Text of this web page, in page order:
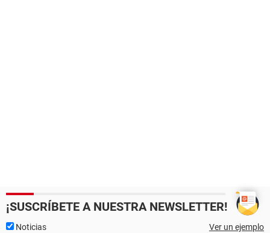
¡SUSCRÍBETE A NUESTRA NEWSLETTER!
Noticias Ver un ejemplo